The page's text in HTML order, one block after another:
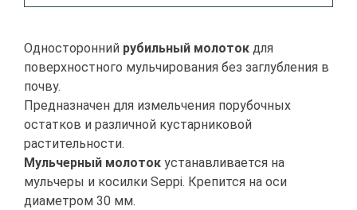
Односторонний рубильный молоток для
поверхностного мульчирования без заглубления в
почву.
Предназначен для измельчения порубочных
остатков и различной кустарниковой
растительности.
Мульчерный молоток устанавливается на
мульчеры и косилки Seppi. Крепится на оси
диаметром 30 мм.